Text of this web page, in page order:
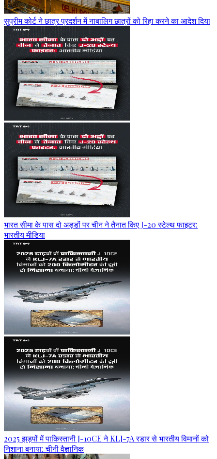
सुप्रीम कोर्ट ने छात्र प्रदर्शन में नाबालिग छात्रों को रिहा करने का आदेश दिया
भारत सीमा के पास दो अड्डों पर चीन ने तैनात किए J-20 स्टेल्थ फाइटर:
भारतीय मीडिया
2025 झड़पों में पाकिस्तानी J-10CE ने KLJ-7A रडार से भारतीय विमानों को
निशाना बनाया: चीनी वैज्ञानिक